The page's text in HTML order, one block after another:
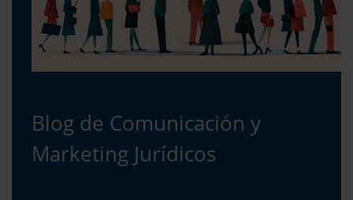
Blog de Comunicación y
Marketing Jurídicos